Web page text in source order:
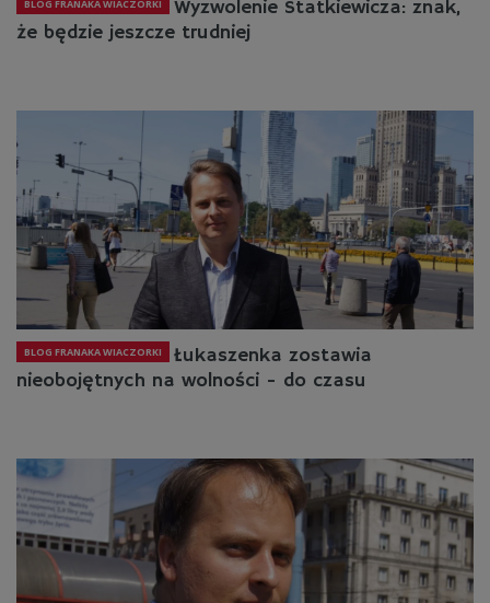
BLOG FRANAKA WIACZORKI
Wyzwolenie Statkiewicza: znak,
że będzie jeszcze trudniej
BLOG FRANAKA WIACZORKI
Łukaszenka zostawia
nieobojętnych na wolności - do czasu